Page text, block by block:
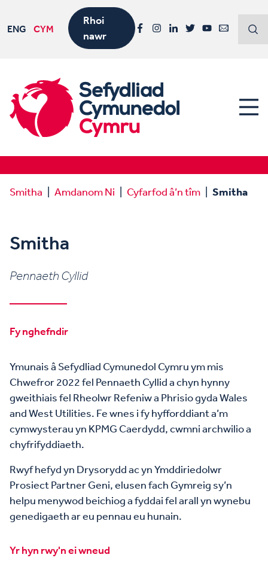
ENG CYM
Rhoi
nawr
Smitha Amdanom Ni Cyfarfod â’n tîm Smitha
Smitha
Pennaeth Cyllid
Fy nghefndir
Ymunais â Sefydliad Cymunedol Cymru ym mis
Chwefror 2022 fel Pennaeth Cyllid a chyn hynny
gweithiais fel Rheolwr Refeniw a Phrisio gyda Wales
and West Utilities. Fe wnes i fy hyfforddiant a’m
cymwysterau yn KPMG Caerdydd, cwmni archwilio a
chyfrifyddiaeth.
Rwyf hefyd yn Drysorydd ac yn Ymddiriedolwr
Prosiect Partner Geni, elusen fach Gymreig sy’n
helpu menywod beichiog a fyddai fel arall yn wynebu
genedigaeth ar eu pennau eu hunain.
Yr hyn rwy'n ei wneud